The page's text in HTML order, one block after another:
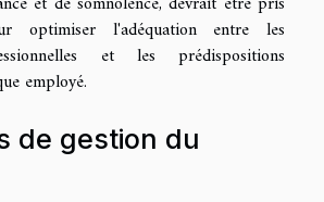
optimiser l'adéquation entre les
et les prédispositions
employé.
de gestion du